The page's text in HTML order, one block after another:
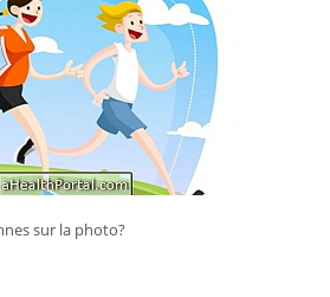
sur la photo?